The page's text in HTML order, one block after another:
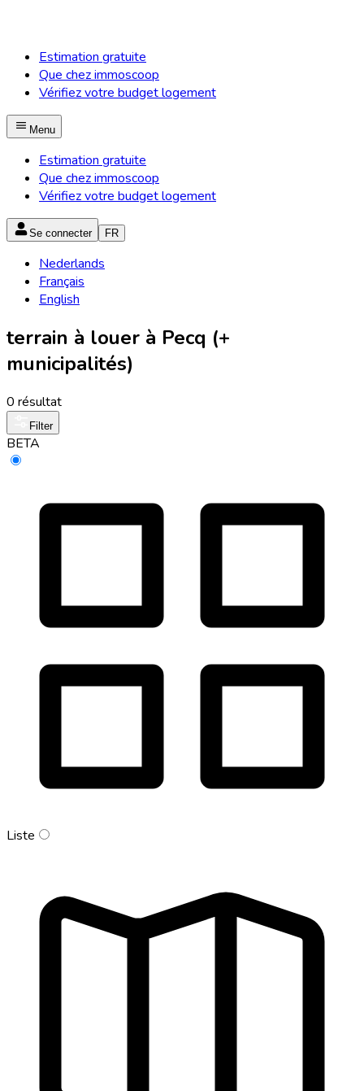
Estimation gratuite
Que chez immoscoop
Vérifiez votre budget logement
Menu
Estimation gratuite
Que chez immoscoop
Vérifiez votre budget logement
Se connecter FR
Nederlands
Français
English
terrain à louer à Pecq (+
municipalités)
0 résultat
Filter
BETA
Liste